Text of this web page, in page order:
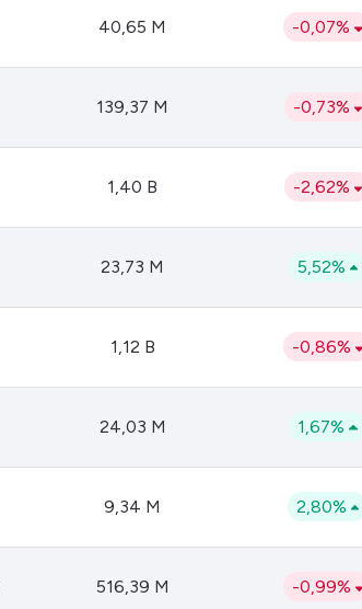
40,65 M -0,07%
139,37 M -0,73%
1,40 B -2,62%
23,73 M 5,52%
1,12 B -0,86%
24,03 M 1,67%
9,34 M 2,80%
516,39 M -0,99%